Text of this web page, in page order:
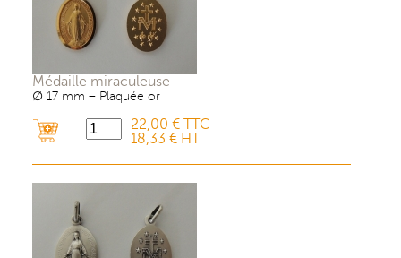
Médaille miraculeuse
∅ 17 mm – Plaquée or
22,00 € TTC
18,33 € HT